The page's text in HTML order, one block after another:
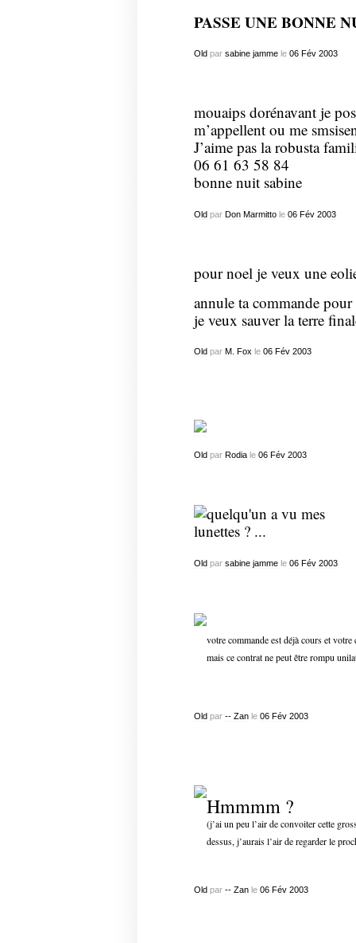
PASSE UNE BONNE
Oldpar sabine jammele 06 Fév 2003
mouaips dorénavant je
m’appellent ou me
J’aime pas la robusta
06 61 63 58 84
bonne nuit sabine
Oldpar Don Marmittole 06 Fév 2003
pour noel je veux une
annule ta commande
je veux sauver la terre
Oldpar M. Fox le 06 Fév 2003
Oldpar Rodiale 06 Fév 2003
Oldpar sabine jammele 06 Fév 2003
votre commande est déjà cours et
mais ce contrat ne peut être rompu
Oldpar -- Zanle 06 Fév 2003
Hmmmm ?
(j’ai un peu l’air de convoiter cette
dessus, j’aurais l’air de regarder le
Old par -- Zanle 06 Fév 2003